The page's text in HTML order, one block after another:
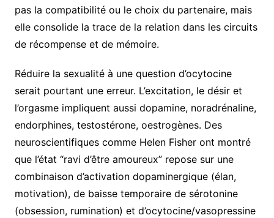
pas la compatibilité ou le choix du partenaire, mais
elle consolide la trace de la relation dans les circuits
de récompense et de mémoire.
Réduire la sexualité à une question d’ocytocine
serait pourtant une erreur. L’excitation, le désir et
l’orgasme impliquent aussi dopamine, noradrénaline,
endorphines, testostérone, oestrogènes. Des
neuroscientifiques comme Helen Fisher ont montré
que l’état “ravi d’être amoureux” repose sur une
combinaison d’activation dopaminergique (élan,
motivation), de baisse temporaire de sérotonine
(obsession, rumination) et d’ocytocine/vasopressine